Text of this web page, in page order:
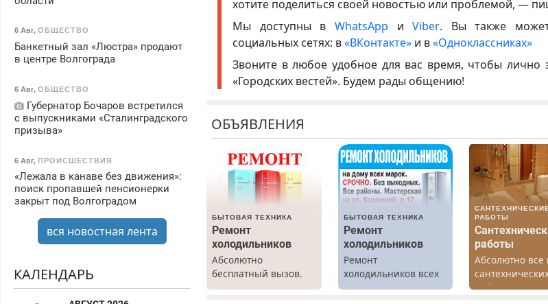
хотите поделиться своей новостью или проблемой, —
Мы доступны в WhatsApp иViber. Вы также
социальных сетях: в«ВКонтакте» и в«Одноклассниках»
Звоните в любое удобное для вас время, чтобы лично
«Городских вестей». Будем рады общению!
ОБЪЯВЛЕНИЯ
БЫТОВАЯ ТЕХНИКА
Ремонт
холодильников
Абсолютно
бесплатный вызов.
Ремонт
БЫТОВАЯ ТЕХНИКА
Ремонт
холодильников
Ремонт
холодильников всех
марок на дому.
САНТЕХНИЧЕСКИЕ
РАБОТЫ
работы
Абсолютно все
работ. Быстро.
6 Авг, ОБЩЕСТВО
Банкетный зал «Люстра» продают
в центре Волгограда
6 Авг, ОБЩЕСТВО
Губернатор Бочаров встретился
с выпускниками «Сталинградского
призыва»
6 Авг, ПРОИСШЕСТВИЯ
«Лежала в канаве без движения»:
поиск пропавшей пенсионерки
закрыт под Волгоградом
вся новостная лента
КАЛЕНДАРЬ